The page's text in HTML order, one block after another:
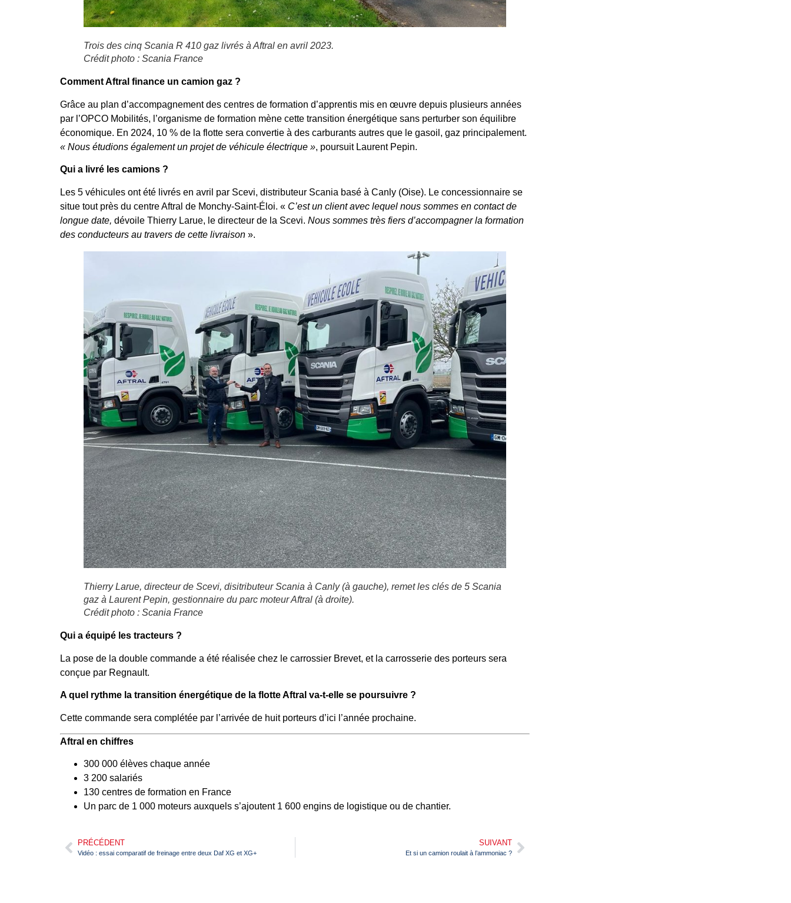
Trois des cinq Scania R 410 gaz livrés à Aftral en avril 2023.
Crédit photo : Scania France
Comment Aftral finance un camion gaz ?
Grâce au plan d’accompagnement des centres de formation d’apprentis mis en œuvre depuis plusieurs années
par l’OPCO Mobilités, l’organisme de formation mène cette transition énergétique sans perturber son équilibre
économique. En 2024, 10 % de la flotte sera convertie à des carburants autres que le gasoil, gaz principalement.
« Nous étudions également un projet de véhicule électrique », poursuit Laurent Pepin.
Qui a livré les camions ?
Les 5 véhicules ont été livrés en avril par Scevi, distributeur Scania basé à Canly (Oise). Le concessionnaire se
situe tout près du centre Aftral de Monchy-Saint-Éloi. « C’est un client avec lequel nous sommes en contact de
longue date, dévoile Thierry Larue, le directeur de la Scevi. Nous sommes très fiers d’accompagner la formation
des conducteurs au travers de cette livraison ».
Thierry Larue, directeur de Scevi, disitributeur Scania à Canly (à gauche), remet les clés de 5 Scania
gaz à Laurent Pepin, gestionnaire du parc moteur Aftral (à droite).
Crédit photo : Scania France
Qui a équipé les tracteurs ?
La pose de la double commande a été réalisée chez le carrossier Brevet, et la carrosserie des porteurs sera
conçue par Regnault.
A quel rythme la transition énergétique de la flotte Aftral va-t-elle se poursuivre ?
Cette commande sera complétée par l’arrivée de huit porteurs d’ici l’année prochaine.
Aftral en chiffres
300 000 élèves chaque année
3 200 salariés
130 centres de formation en France
Un parc de 1 000 moteurs auxquels s’ajoutent 1 600 engins de logistique ou de chantier.
PRÉCÉDENT
Vidéo : essai comparatif de freinage entre deux Daf XG et XG+
SUIVANT
Et si un camion roulait à l’ammoniac ?